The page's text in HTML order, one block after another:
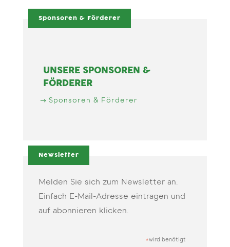
Sponsoren & Förderer
UNSERE SPONSOREN &
FÖRDERER
Sponsoren & Förderer
Newsletter
Melden Sie sich zum Newsletter an.
Einfach E-Mail-Adresse eintragen und
auf abonnieren klicken.
*wird benötigt